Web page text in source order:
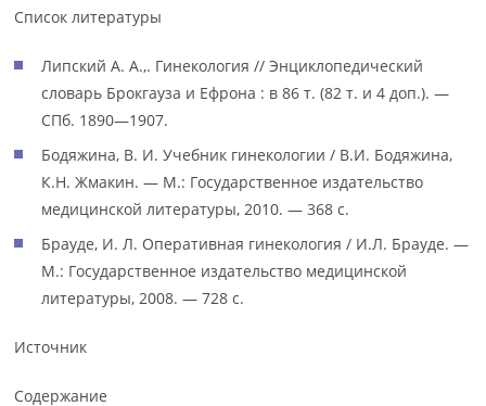
Список литературы
Липский А. А.,. Гинекология // Энциклопедический
словарь Брокгауза и Ефрона : в 86 т. (82 т. и 4 доп.). —
СПб. 1890—1907.
Бодяжина, В. И. Учебник гинекологии / В.И. Бодяжина,
К.Н. Жмакин. — М.: Государственное издательство
медицинской литературы, 2010. — 368 c.
Брауде, И. Л. Оперативная гинекология / И.Л. Брауде. —
М.: Государственное издательство медицинской
литературы, 2008. — 728 c.
Источник
Содержание